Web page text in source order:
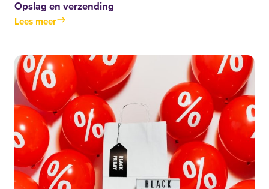
Opslag en verzending
Lees meer